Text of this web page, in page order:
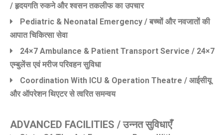
/ हृदयगति रुकने और श्वसन तकलीफ का उपचार
Pediatric & Neonatal Emergency / बच्चों और नवजातों की
आपात चिकित्सा सेवा
24×7 Ambulance & Patient Transport Service / 24×7
एम्बुलेंस एवं मरीज परिवहन सुविधा
Coordination With ICU & Operation Theatre / आईसीयू
और ऑपरेशन थिएटर से त्वरित समन्वय
ADVANCED FACILITIES / उन्नत सुविधाएँ